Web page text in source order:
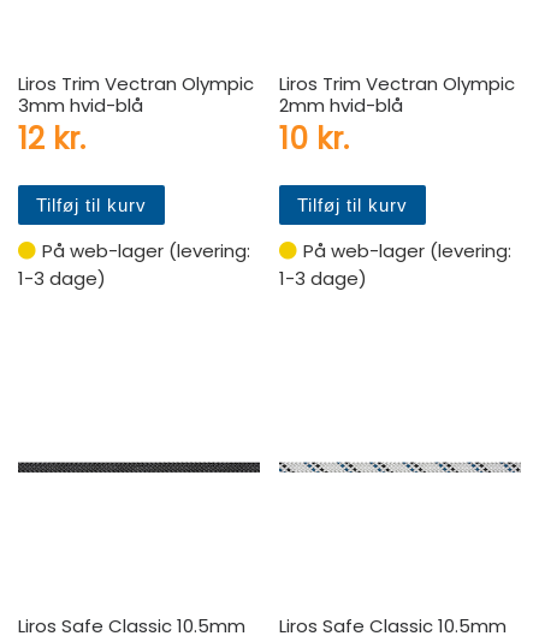
Liros Trim Vectran Olympic
3mm hvid-blå
12 kr.
Tilføj til kurv
På web-lager (levering:
1-3 dage)
Liros Trim Vectran Olympic
2mm hvid-blå
10 kr.
Tilføj til kurv
På web-lager (levering:
1-3 dage)
Liros Safe Classic 10.5mm
Liros Safe Classic 10.5mm